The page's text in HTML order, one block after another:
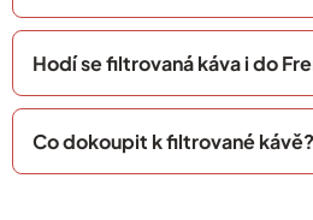
Hodí se filtrovaná káva i do
Co dokoupit k filtrované kávě?